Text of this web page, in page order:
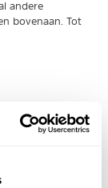
andere
bovenaan. Tot
of paardrijden;